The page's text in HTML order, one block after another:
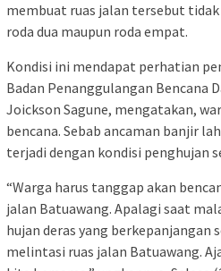
membuat ruas jalan tersebut
roda dua maupun roda empat.
Kondisi ini mendapat perhatian
Badan Penanggulangan Bencana
Joickson Sagune, mengatakan,
bencana. Sebab ancaman banjir
terjadi dengan kondisi penghujan
“Warga harus tanggap akan
jalan Batuawang. Apalagi saat
hujan deras yang berkepanjangan
melintasi ruas jalan Batuawang.